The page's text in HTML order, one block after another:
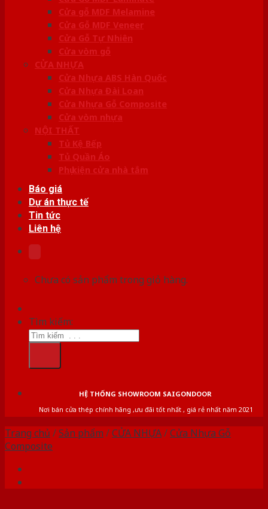
Cửa gỗ MDF Melamine
Cửa Gỗ MDF Veneer
Cửa Gỗ Tự Nhiên
Cửa vòm gỗ
CỬA NHỰA
Cửa Nhựa ABS Hàn Quốc
Cửa Nhựa Đài Loan
Cửa Nhựa Gỗ Composite
Cửa vòm nhựa
NỘI THẤT
Tủ Kệ Bếp
Tủ Quần Áo
Phụ kiện cửa nhà tắm
Báo giá
Dự án thực tế
Tin tức
Liên hệ
Chưa có sản phẩm trong giỏ hàng.
Tìm kiếm:
HỆ THỐNG SHOWROOM SAIGONDOOR
Nơi bán cửa thép chính hãng ,ưu đãi tốt nhất , giá rẻ nhất năm 2021
Trang chủ /Sản phẩm /CỬA NHỰA/Cửa Nhựa Gỗ
Composite